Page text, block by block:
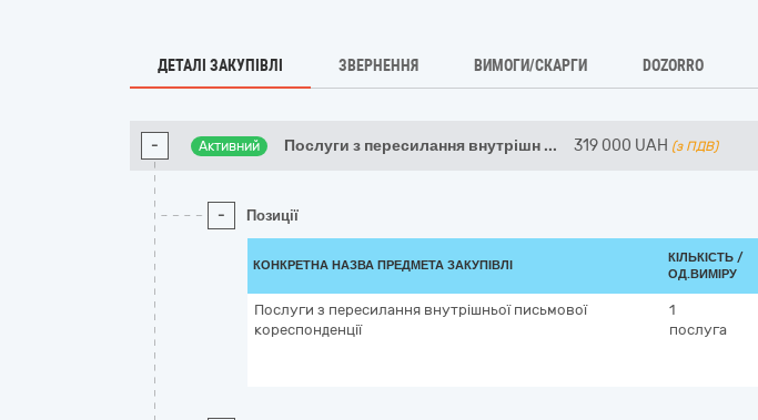
ДЕТАЛІ ЗАКУПІВЛІ ЗВЕРНЕННЯ ВИМОГИ/СКАРГИ DOZORRO
- Активний Послуги з пересилання внутрішн ... 319 000 UAH (з ПДВ)
- Позиції
КОНКРЕТНА НАЗВА ПРЕДМЕТА ЗАКУПІВЛІ
КІЛЬКІСТЬ /
ОД.ВИМІРУ
Послуги з пересилання внутрішньої письмової
кореспонденції
1
послуга